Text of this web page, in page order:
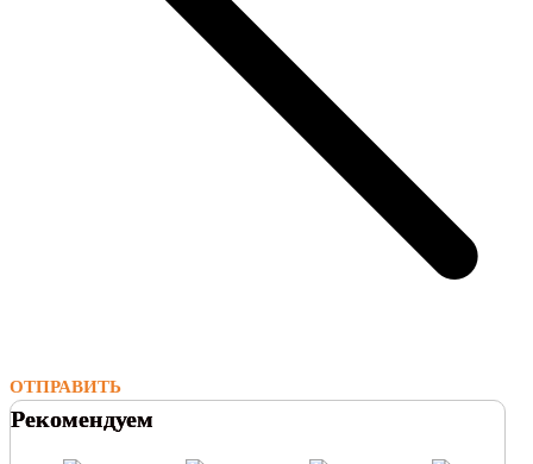
ОТПРАВИТЬ
Рекомендуем